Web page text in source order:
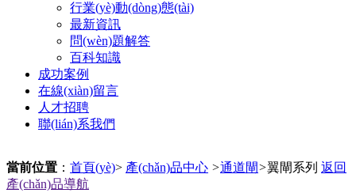
行業(yè)動(dòng)態(tài)
最新資訊
問(wèn)題解答
百科知識
成功案例
在線(xiàn)留言
人才招聘
聯(lián)系我們
當前位置 ： 首頁(yè)> 產(chǎn)品中心 >通道閘>翼閘系列 返回
產(chǎn)品導航